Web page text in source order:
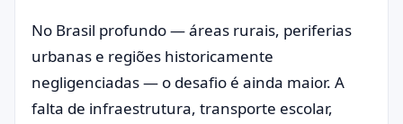
No Brasil profundo — áreas rurais, periferias
urbanas e regiões historicamente
negligenciadas — o desafio é ainda maior. A
falta de infraestrutura, transporte escolar,